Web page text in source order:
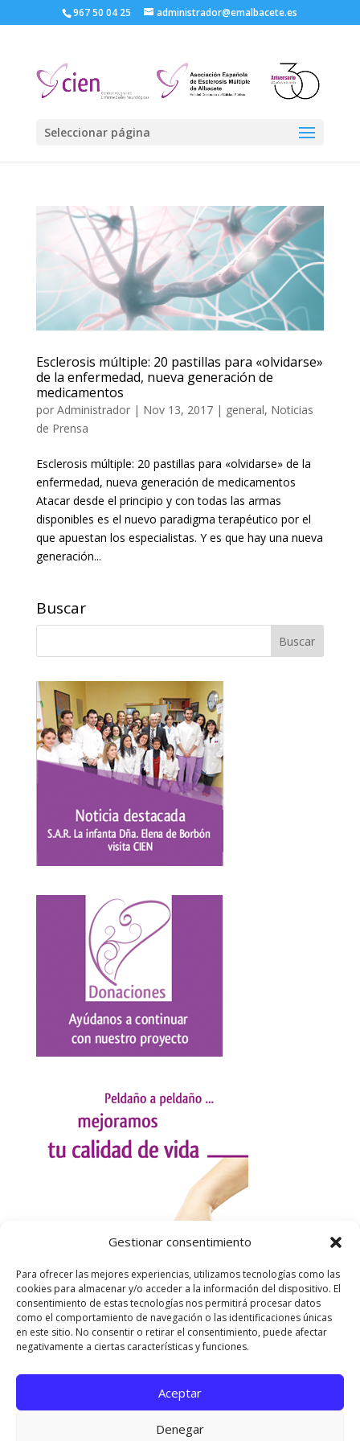
Gestionar consentimiento
Para ofrecer las mejores experiencias, utilizamos tecnologías como las
cookies para almacenar y/o acceder a la información del dispositivo. El
consentimiento de estas tecnologías nos permitirá procesar datos
como el comportamiento de navegación o las identificaciones únicas
en este sitio. No consentir o retirar el consentimiento, puede afectar
negativamente a ciertas características y funciones.
Aceptar
Denegar
967 50 04 25 administrador@emalbacete.es
Seleccionar página
Esclerosis múltiple: 20 pastillas para «olvidarse»
de la enfermedad, nueva generación de
medicamentos
por Administrador| Nov 13, 2017| general, Noticias
de Prensa
Esclerosis múltiple: 20 pastillas para «olvidarse» de la
enfermedad, nueva generación de medicamentos
Atacar desde el principio y con todas las armas
disponibles es el nuevo paradigma terapéutico por el
que apuestan los especialistas. Y es que hay una nueva
generación...
Buscar
Utilizamos cookies para ofrecerte la mejor experiencia en
Puedes aprender más sobre qué cookies utilizamos o